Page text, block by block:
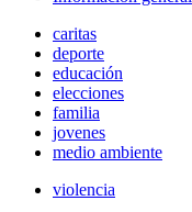
caritas
deporte
educación
elecciones
familia
jovenes
medio ambiente
violencia